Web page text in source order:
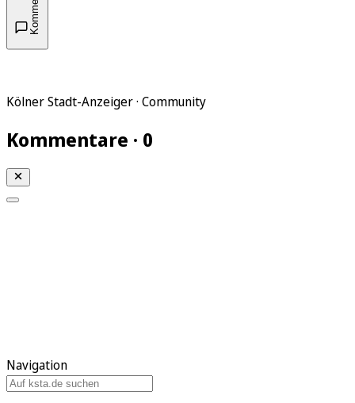
Kölner Stadt-Anzeiger · Community
Kommentare · 0
Navigation